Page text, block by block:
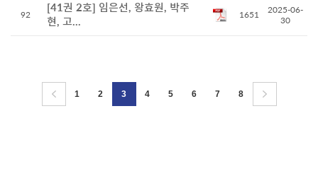
92
[41권 2호] 임은선, 왕효원, 박주
현, 고...
1651
2025-06-
30
1 2 3 4 5 6 7 8